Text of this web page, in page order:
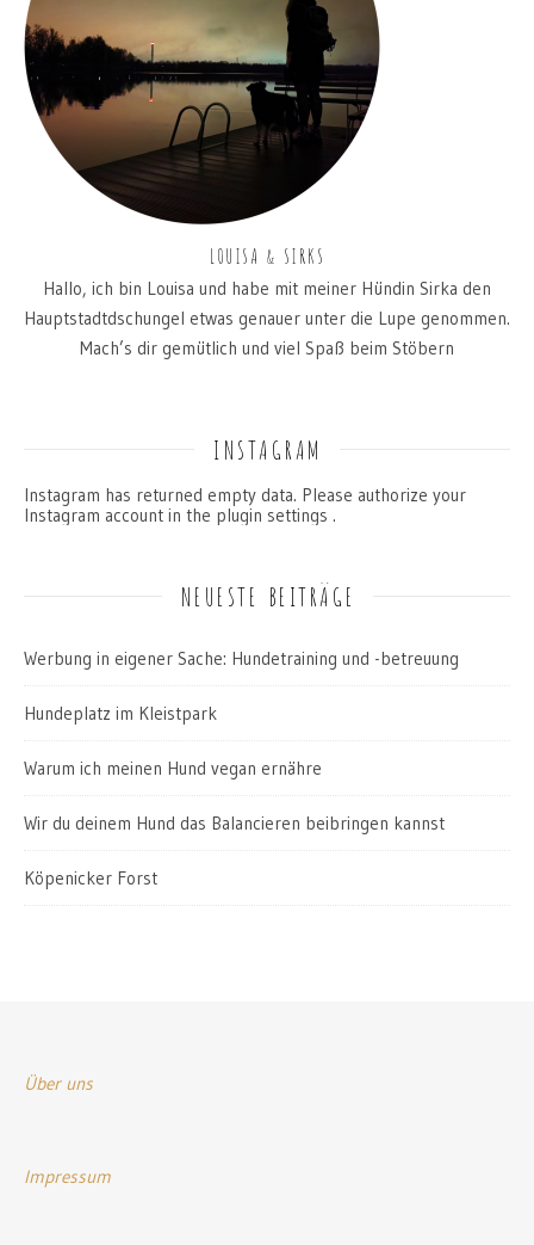
LOUISA & SIRKS
Hallo, ich bin Louisa und habe mit meiner Hündin Sirka den
Hauptstadtdschungel etwas genauer unter die Lupe genommen.
Mach’s dir gemütlich und viel Spaß beim Stöbern
INSTAGRAM
Instagram has returned empty data. Please authorize your
Instagram account in the plugin settings .
NEUESTE BEITRÄGE
Werbung in eigener Sache: Hundetraining und -betreuung
Hundeplatz im Kleistpark
Warum ich meinen Hund vegan ernähre
Wir du deinem Hund das Balancieren beibringen kannst
Köpenicker Forst
Über uns
Impressum